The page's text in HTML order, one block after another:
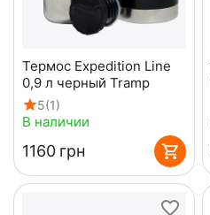
Термос Expedition Line
0,9 л черный Tramp
5(1)
В наличии
‍1160‍ грн